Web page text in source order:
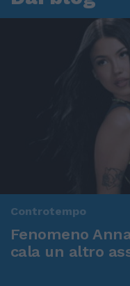
Controtempo
Fenomeno
cala un altro